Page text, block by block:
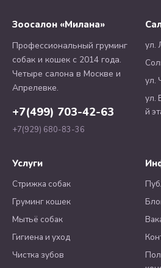
Зоосалон «Милана»
Профессиональный груминг
собак и кошек с 2014 года.
Четыре салона в Москве и
Апрелевке.
+7(499) 703-42-63
+7(929) 680-83-36
ул.
ул.
ул.
й
Услуги
Стрижка собак
Груминг кошек
Мытьё собак
Гигиена и уход
Чистка зубов